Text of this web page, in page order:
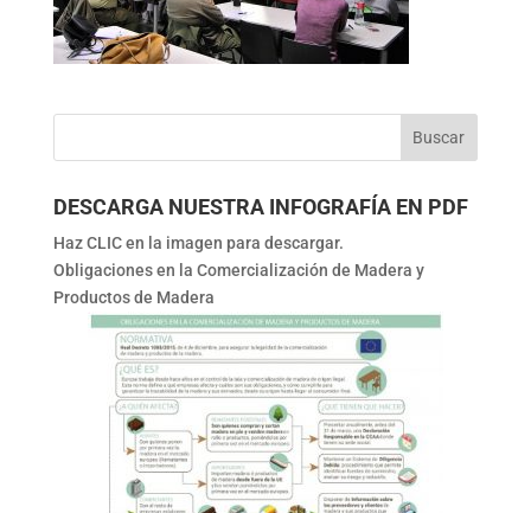
DESCARGA NUESTRA INFOGRAFÍA EN PDF
Haz CLIC en la imagen para descargar.
Obligaciones en la Comercialización de Madera y
Productos de Madera